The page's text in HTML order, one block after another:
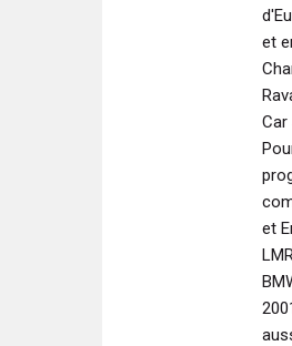
et
Car
et